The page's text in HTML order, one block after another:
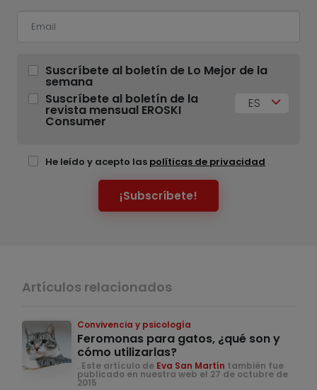
Suscríbete al boletín de Lo Mejor de la
semana
Suscríbete al boletín de la
revista mensual EROSKI
Consumer
ES
He leído y acepto las políticas de privacidad
¡Subscríbete!
Artículos relacionados
Convivencia y psicología
Feromonas para gatos, ¿qué son y
cómo utilizarlas?
. Este artículo de Eva San Martín también fue
publicado en nuestra web el 27 de octubre de
2015